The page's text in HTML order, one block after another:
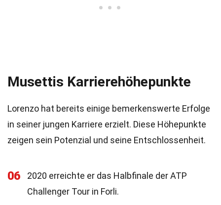
Musettis Karrierehöhepunkte
Lorenzo hat bereits einige bemerkenswerte Erfolge
in seiner jungen Karriere erzielt. Diese Höhepunkte
zeigen sein Potenzial und seine Entschlossenheit.
06
2020 erreichte er das Halbfinale der ATP
Challenger Tour in Forli.